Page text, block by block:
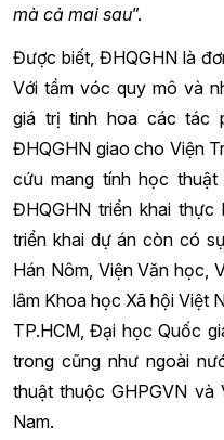
mà cả mai sau”.
Được biết, ĐHQGHN là
Với tầm vóc quy mô và
giá trị tinh hoa các tác
ĐHQGHN giao cho Viện
cứu mang tính học
ĐHQGHN triển khai
triển khai dự án còn có
Hán Nôm, Viện Văn học,
lâm Khoa học Xã hội Việt
TP.HCM, Đại học Quốc
trong cũng như ngoài
thuật thuộc GHPGVN và
Nam.